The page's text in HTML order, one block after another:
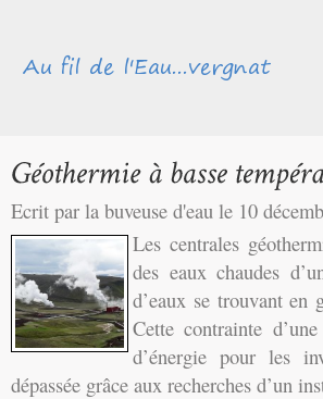
Ecrit par la buveuse d'eau le 10
Les centrales
des eaux chaudes
d’eaux se trouvant en
Cette contrainte
d’énergie pour les
dépassée grâce aux recherches d’un